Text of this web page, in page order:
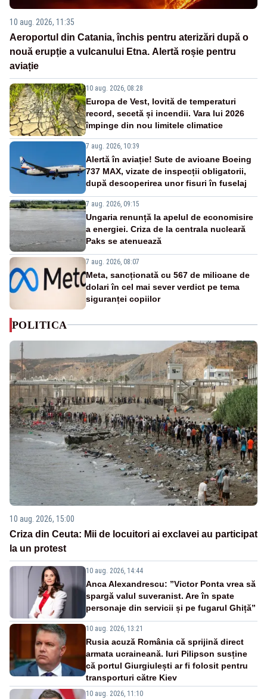
10 aug. 2026, 11:35
Aeroportul din Catania, închis pentru aterizări după o
nouă erupție a vulcanului Etna. Alertă roșie pentru
aviație
10 aug. 2026, 08:28
Europa de Vest, lovită de temperaturi
record, secetă și incendii. Vara lui 2026
împinge din nou limitele climatice
7 aug. 2026, 10:39
Alertă în aviație! Sute de avioane Boeing
737 MAX, vizate de inspecții obligatorii,
după descoperirea unor fisuri în fuselaj
7 aug. 2026, 09:15
Ungaria renunță la apelul de economisire
a energiei. Criza de la centrala nucleară
Paks se atenuează
7 aug. 2026, 08:07
Meta, sancționată cu 567 de milioane de
dolari în cel mai sever verdict pe tema
siguranței copiilor
POLITICA
10 aug. 2026, 15:00
Criza din Ceuta: Mii de locuitori ai exclavei au participat
la un protest
10 aug. 2026, 14:44
Anca Alexandrescu: ”Victor Ponta vrea să
spargă valul suveranist. Are în spate
personaje din servicii și pe fugarul Ghiță”
10 aug. 2026, 13:21
Rusia acuză România că sprijină direct
armata ucraineană. Iuri Pilipson susține
că portul Giurgiulești ar fi folosit pentru
transporturi către Kiev
10 aug. 2026, 11:10